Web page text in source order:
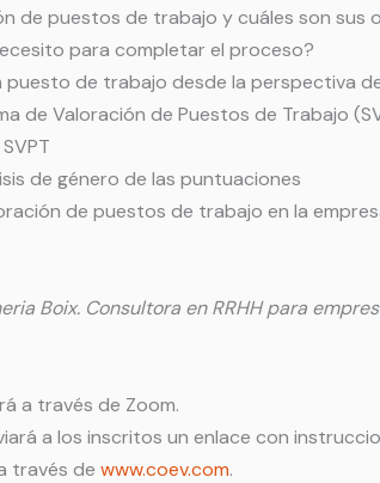
puestos de trabajo y cuáles son sus
para completar el proceso?
de trabajo desde la perspectiva
Valoración de Puestos de Trabajo
de género de las puntuaciones
de puestos de trabajo en la
Boix. Consultora en RRHH para
a través de Zoom.
a los inscritos un enlace con
través de www.coev.com.